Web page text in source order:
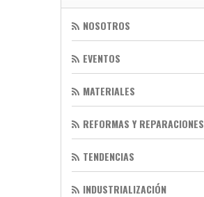
NOSOTROS
EVENTOS
MATERIALES
REFORMAS Y REPARACIONES
TENDENCIAS
INDUSTRIALIZACIÓN